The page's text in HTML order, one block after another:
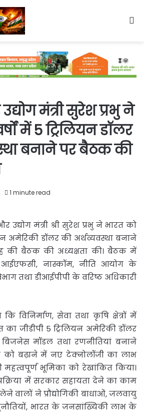
मंत्री सुरेश प्रभु ने
में 5 ट्रिलियन डॉलर
बनाने पर बैठक की
1 minute read
उद्योग मंत्री श्री सुरेश प्रभु ने भारत को
अमेरिकी डॉलर की अर्थव्यवस्था बनाने
की बैठक की अध्यक्षता की। बैठक में
नास्कॉम, नीति आयोग के
तथा डीआईपीपी के वरिष्ठ अधिकारी
विनिर्माण, सेवा तथा कृषि क्षेत्रों में
का जीडीपी 5 ट्रिलियन अमेरिकी डॉलर
बिजनेस मॉडल तथा रणनीतियां बनाने
को बढ़ाने में नए टेक्नोलॉजी का लाभ
महत्वपूर्ण भूमिका को रेखांकित किया।
में सरकार सहायता देने का काम
वालों ने प्रौद्योगिकी बाधाओं, जलवायु
भारत के जनसांख्यिकी लाभ के